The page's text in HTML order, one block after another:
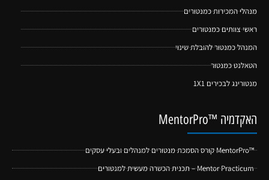
מנהלי המכירות כמנטורים
ראשי צוותים כמנטורים
המנהל כמנטור להובלת שינוי
הטאלנט כמנטור
מנטורינג לבכירים 1X1
האקדמיה ™MentorPro
™MentorPro קורס הסמכת מנטורים למנהלים ובעלי עסקים
Mentor Practicum – תכנית הכשרה מעשית למנטורים